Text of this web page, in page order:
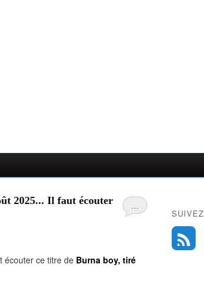
…
2025... Il faut écouter
écouter ce titre de Burna boy, tiré